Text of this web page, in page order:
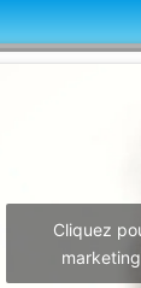
Cliquez